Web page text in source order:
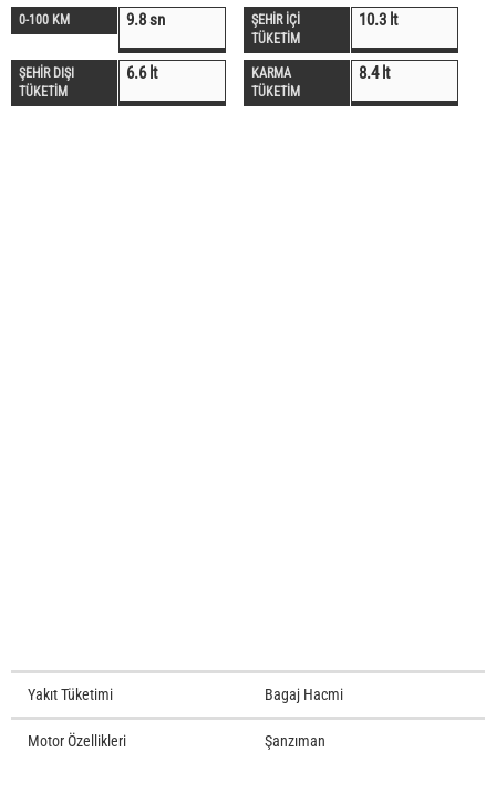
0-100 KM 9.8 sn
ŞEHİR İÇİ
TÜKETİM
10.3 lt
ŞEHİR DIŞI
TÜKETİM
6.6 lt
KARMA
TÜKETİM
8.4 lt
Yakıt Tüketimi Bagaj Hacmi
Motor Özellikleri Şanzıman